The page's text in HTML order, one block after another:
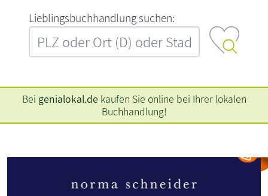
L‍i‍e‍b‍l‍i‍n‍g‍s‍b‍u‍c‍h‍h‍a‍n‍d‍l‍u‍n‍g‍ ‍s‍u‍c‍h‍e‍n‍:‍
Bei genialokal.de kaufen Sie online bei Ihrer lokalen
Buchhandlung!